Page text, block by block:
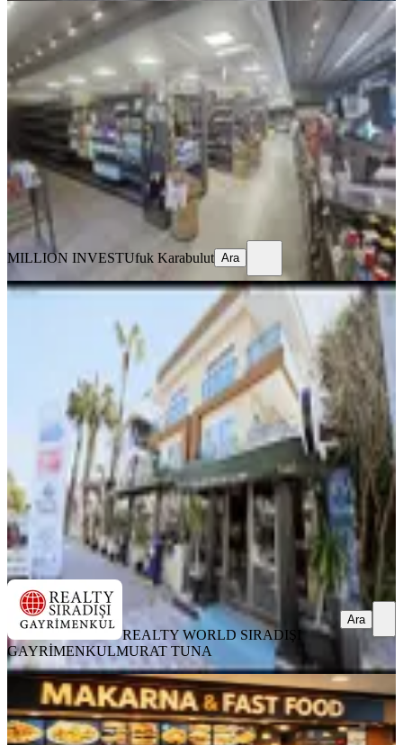
%
Antalya Cebesoy Devren Kiralık
Hazır İşletme
Muratpaşa, Zerdalilik Mahallesi
1 Oda ·301 m² Düz Giriş (Zemin)·20.07.2026
3.250.000 ₺4.950.000 ₺
MILLION INVEST Ufuk Karabulut
Ara
MILLION INVESTUfuk Karabulut Ara
%2
Lara Sahiline 100 Metre Alkol
Ruhsatlı Cafe Bar + 7 Adet Daire
Muratpaşa, Çağlayan Mahallesi
5+ Oda
· 201 m² ·Düz Giriş (Zemin)·
15.06.2026
3.000.000 ₺3.050.000 ₺
REALTY WORLD SIRADIŞI GAYRİMENKUL MURAT TUNA
REALTY WORLD SIRADIŞI
GAYRİMENKULMURAT TUNA
Ara
Antalya Merkezde Devren Kiralık
Yüksek Ciro'lu Makarna & Fastfoo